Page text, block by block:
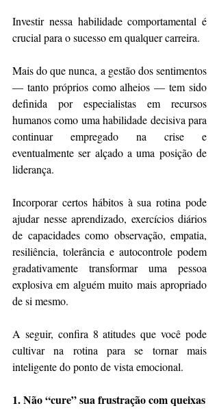
Investir nessa habilidade comportamental é
crucial para o sucesso em qualquer carreira.
Mais do que nunca, a gestão dos sentimentos
— tanto próprios como alheios — tem sido
definida por especialistas em recursos
humanos como uma habilidade decisiva para
continuar empregado na crise e
eventualmente ser alçado a uma posição de
liderança.
Incorporar certos hábitos à sua rotina pode
ajudar nesse aprendizado, exercícios diários
de capacidades como observação, empatia,
resiliência, tolerância e autocontrole podem
gradativamente transformar uma pessoa
explosiva em alguém muito mais apropriado
de si mesmo.
A seguir, confira 8 atitudes que você pode
cultivar na rotina para se tornar mais
inteligente do ponto de vista emocional.
1. Não “cure” sua frustração com queixas